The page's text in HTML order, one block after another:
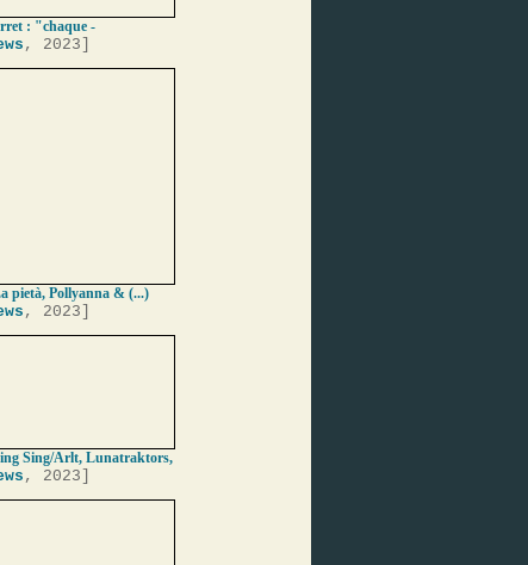
: "chaque -
, 2023]
pietà, Pollyanna & (...)
, 2023]
Sing/Arlt, Lunatraktors,
, 2023]